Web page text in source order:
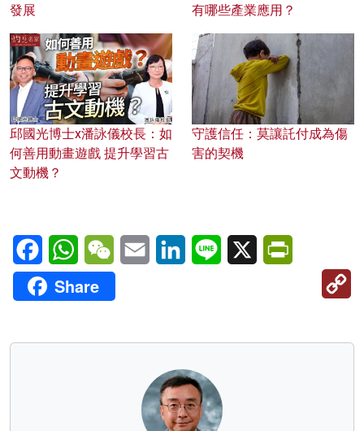
發展 有哪些產業應用？
邱國光博士x潘詠儀校長：如
何善用動畫遊戲 提升學習古
文動機？
守護信任：莫讓託付成為傷
害的契機
FacebookWhatsAppWeChatEmail LinkedInLine X
Share